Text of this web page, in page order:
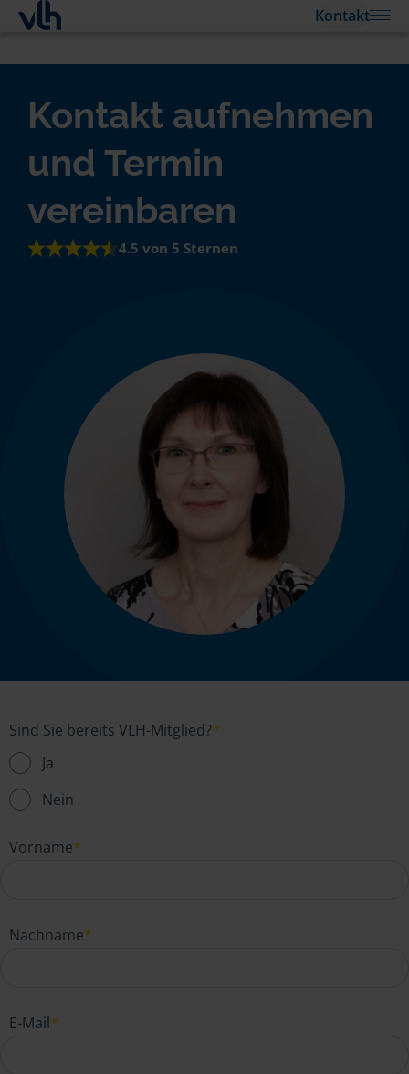
Kontakt
Kontakt aufnehmen
und Termin
vereinbaren
4.5 von 5 Sternen
Sind Sie bereits VLH-Mitglied?*
Ja
Nein
Vorname*
Nachname*
E-Mail*